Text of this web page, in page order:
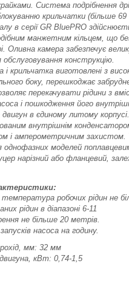
Система подрібнення
крильчатки (більше 69
в серії GR BluePRO
манжетним кільцем, що
Оливна камера забезпечує
конструкцію.
і крильчатка виготовлені з
боку, перешкоджає
перекачувати рідини з
і пошкодження його
двигун в єдиному литому
внутрішнім
і амперометричним захистом.
однофазних моделей
нарізний або фланцевий,
робочих рідин не
рідин в діапазоні 6-11
не більше 20 метрів.
насоса на годину.
мм: 32 мм
кВт: 0,74-1,5